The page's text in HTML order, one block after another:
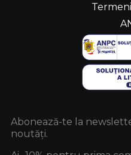
Abonează-te la
noutăți.